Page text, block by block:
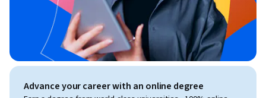
Advance your career with an online degree